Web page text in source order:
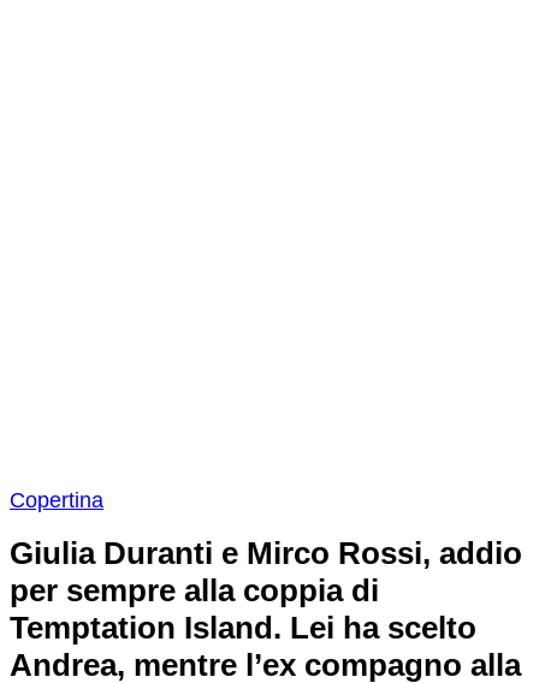
Copertina
Giulia Duranti e Mirco Rossi, addio
per sempre alla coppia di
Temptation Island. Lei ha scelto
Andrea, mentre l’ex compagno alla